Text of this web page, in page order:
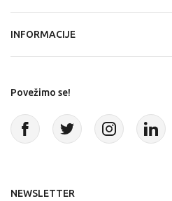
INFORMACIJE
Povežimo se!
NEWSLETTER